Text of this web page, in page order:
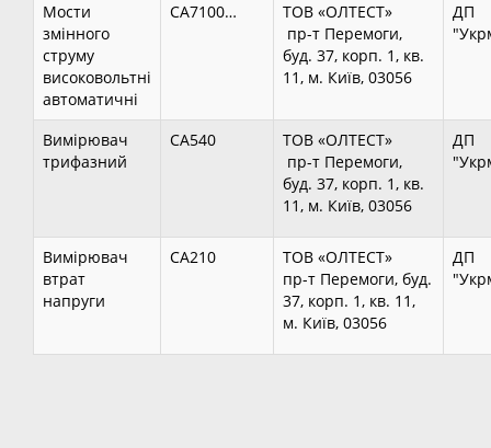
Мости
змінного
струму
високовольтні
автоматичні
СА7100…
ТОВ «ОЛТЕСТ»
пр-т Перемоги,
буд. 37, корп. 1, кв.
11, м. Київ, 03056
ДП
Вимірювач
трифазний
СА540
ТОВ «ОЛТЕСТ»
пр-т Перемоги,
буд. 37, корп. 1, кв.
11, м. Київ, 03056
ДП
Вимірювач
втрат
напруги
СА210
ТОВ «ОЛТЕСТ»
пр-т Перемоги, буд.
37, корп. 1, кв. 11,
м. Київ, 03056
ДП